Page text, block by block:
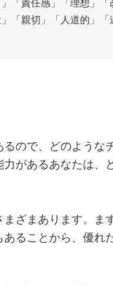
「責任感」「理想」
「親切」「人道的」
ので、どのよう
があるあなたは、
ざまあります。ま
ることから、優れ